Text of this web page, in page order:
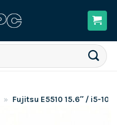
» Fujitsu E5510 15.6″ / i5-